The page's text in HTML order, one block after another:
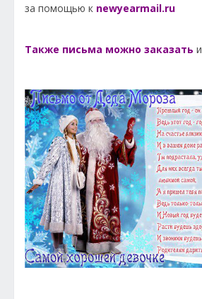
за помощью к newyearmail.ru
Также письма можно заказать и